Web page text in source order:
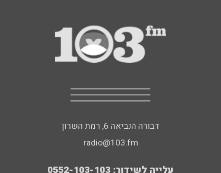
דבורה הנביאה 6, רמת השרון
radio@103.fm
עלייה לשידור: 0552-103-103